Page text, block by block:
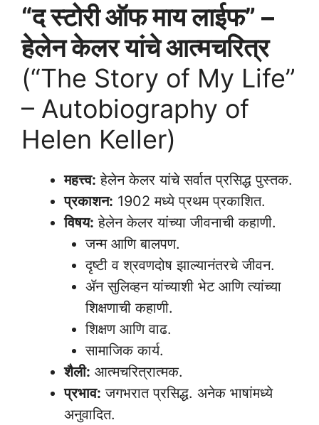
“द स्टोरी ऑफ माय लाईफ” –
हेलेन केलर यांचे आत्मचरित्र
(“The Story of My Life”
– Autobiography of
Helen Keller)
महत्त्व: हेलेन केलर यांचे सर्वात प्रसिद्ध पुस्तक.
प्रकाशन: 1902 मध्ये प्रथम प्रकाशित.
विषय: हेलेन केलर यांच्या जीवनाची कहाणी.
जन्म आणि बालपण.
दृष्टी व श्रवणदोष झाल्यानंतरचे जीवन.
ॲन सुलिव्हन यांच्याशी भेट आणि त्यांच्या
शिक्षणाची कहाणी.
शिक्षण आणि वाढ.
सामाजिक कार्य.
शैली: आत्मचरित्रात्मक.
प्रभाव: जगभरात प्रसिद्ध. अनेक भाषांमध्ये
अनुवादित.